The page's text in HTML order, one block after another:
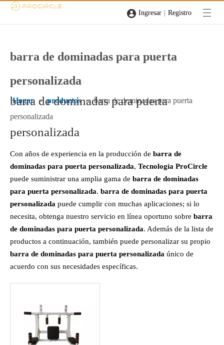
Ingresar | Registro
barra de dominadas para puerta
personalizada
Hogar » productos » barra de dominadas para puerta
personalizada
barra de dominadas para puerta
personalizada
Con años de experiencia en la producción de barra de
dominadas para puerta personalizada, Tecnología ProCircle
puede suministrar una amplia gama de barra de dominadas
para puerta personalizada. barra de dominadas para puerta
personalizada puede cumplir con muchas aplicaciones; si lo
necesita, obtenga nuestro servicio en línea oportuno sobre barra
de dominadas para puerta personalizada. Además de la lista de
productos a continuación, también puede personalizar su propio
barra de dominadas para puerta personalizada único de
acuerdo con sus necesidades específicas.